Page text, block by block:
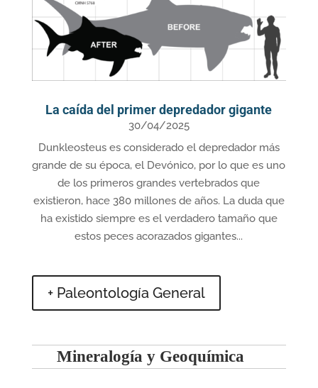
La caída del primer depredador gigante
30/04/2025
Dunkleosteus es considerado el depredador más
grande de su época, el Devónico, por lo que es uno
de los primeros grandes vertebrados que
existieron, hace 380 millones de años. La duda que
ha existido siempre es el verdadero tamaño que
estos peces acorazados gigantes...
+ Paleontología General
Mineralogía y Geoquímica